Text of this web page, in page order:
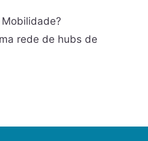
rede de hubs de